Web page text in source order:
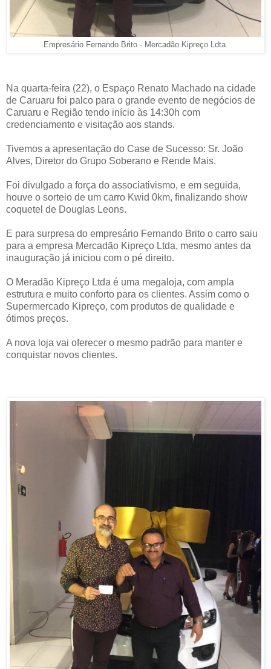
Empresário Fernando Brito - Mercadão Kipreço Ldta.
Na quarta-feira (22), o Espaço Renato Machado na cidade
de Caruaru foi palco para o grande evento de negócios de
Caruaru e Região tendo início às 14:30h com
credenciamento e visitação aos stands.
Tivemos a apresentação do Case de Sucesso: Sr. João
Alves, Diretor do Grupo Soberano e Rende Mais.
Foi divulgado a força do associativismo, e em seguida,
houve o sorteio de um carro Kwid 0km, finalizando show
coquetel de Douglas Leons.
E para surpresa do empresário Fernando Brito o carro saiu
para a empresa Mercadão Kipreço Ltda, mesmo antes da
inauguração já iniciou com o pé direito.
O Meradão Kipreço Ltda é uma megaloja, com ampla
estrutura e muito conforto para os clientes. Assim como o
Supermercado Kipreço, com produtos de qualidade e
ótimos preços.
A nova loja vai oferecer o mesmo padrão para manter e
conquistar novos clientes.